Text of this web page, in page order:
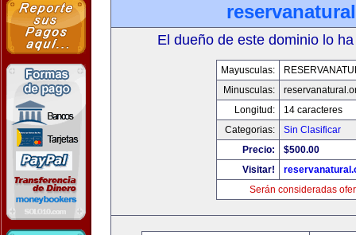
El dueño de este dominio lo
Mayusculas:
Minusculas:
Longitud:
14 caracteres
Categorias:
Sin Clasificar
Precio:
$500.00
Visitar!
Serán consideradas